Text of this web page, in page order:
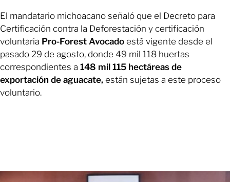
El mandatario michoacano señaló que el Decreto para
Certificación contra la Deforestación y certificación
voluntaria Pro-Forest Avocado está vigente desde el
pasado 29 de agosto, donde 49 mil 118 huertas
correspondientes a 148 mil 115 hectáreas de
exportación de aguacate, están sujetas a este proceso
voluntario.